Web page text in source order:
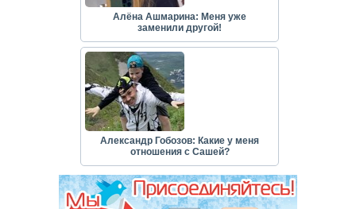
Алёна Ашмарина: Меня уже
заменили другой!
Александр Гобозов: Какие у меня
отношения с Сашей?